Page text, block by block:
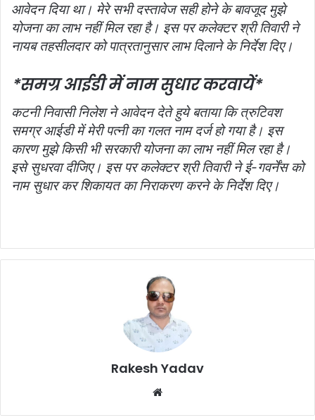
आवेदन दिया था। मेरे सभी दस्‍तावेज सही होने के बावजूद मुझे
योजना का लाभ नहीं मिल रहा है। इस पर कलेक्‍टर श्री तिवारी ने
नायब तहसीलदार को पात्रतानुसार लाभ दिलाने के निर्देश दिए।
*समग्र आईडी में नाम सुधार करवायें*
कटनी निवासी निलेश ने आवेदन देते हुये बताया कि त्रुटिवश
समग्र आईडी में मेरी पत्‍नी का गलत नाम दर्ज हो गया है। इस
कारण मुझे किसी भी सरकारी योजना का लाभ नहीं मिल रहा है।
इसे सुधरवा दीजिए। इस पर कलेक्‍टर श्री तिवारी ने ई-गवर्नेंस को
नाम सुधार कर शिकायत का निराकरण करने के निर्देश दिए।
Rakesh Yadav